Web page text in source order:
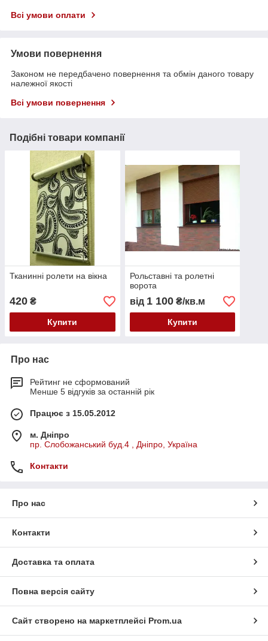
Всі умови оплати
Умови повернення
Законом не передбачено повернення та обмін даного товару
належної якості
Всі умови повернення
Подібні товари компанії
Тканинні ролети на вікна
420 ₴
Купити
Рольставні та ролетні
ворота
від 1 100₴/кв.м
Купити
Про нас
Рейтинг не сформований
Менше 5 відгуків за останній рік
Працює з 15.05.2012
м. Дніпро
пр. Слобожанський буд.4 , Дніпро, Україна
Контакти
Про нас
Контакти
Доставка та оплата
Повна версія сайту
Сайт створено на маркетплейсі Prom.ua